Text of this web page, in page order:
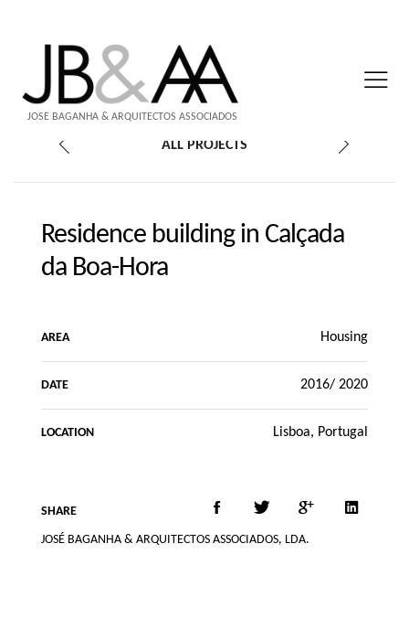
JOSÉ BAGANHA & ARQUITECTOS ASSOCIADOS
ALL PROJECTS
Residence building in Calçada
da Boa-Hora
AREA Housing
DATE 2016/ 2020
LOCATION Lisboa, Portugal
SHARE
JOSÉ BAGANHA & ARQUITECTOS ASSOCIADOS, LDA.